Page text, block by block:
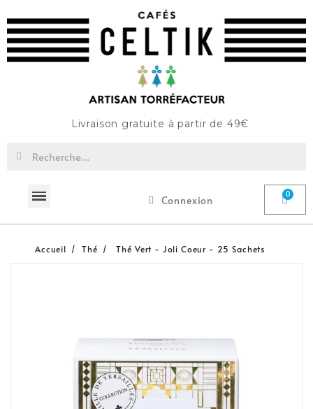
Livraison gratuite à partir de 49€
Connexion
Accueil Thé Thé Vert - Joli Coeur - 25 Sachets